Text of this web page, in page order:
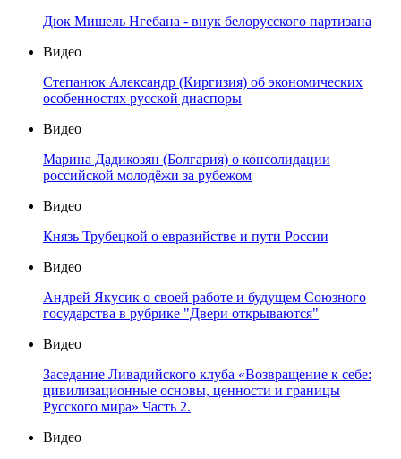
Дюк Мишель Нгебана - внук белорусского партизана
Видео
Степанюк Александр (Киргизия) об экономических
особенностях русской диаспоры
Видео
Марина Дадикозян (Болгария) о консолидации
российской молодёжи за рубежом
Видео
Князь Трубецкой о евразийстве и пути России
Видео
Андрей Якусик о своей работе и будущем Союзного
государства в рубрике "Двери открываются"
Видео
Заседание Ливадийского клуба «Возвращение к себе:
цивилизационные основы, ценности и границы
Русского мира» Часть 2.
Видео